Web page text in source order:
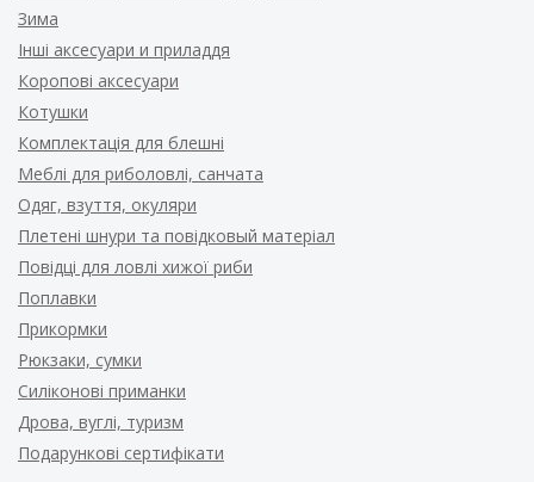
Зима
Інші аксесуари и приладдя
Коропові аксесуари
Котушки
Комплектація для блешні
Меблі для риболовлі, санчата
Одяг, взуття, окуляри
Плетені шнури та повідковый матеріал
Повідці для ловлі хижої риби
Поплавки
Прикормки
Рюкзаки, сумки
Силіконові приманки
Дрова, вуглі, туризм
Подарункові сертифікати